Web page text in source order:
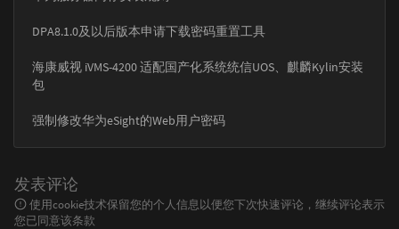
DPA8.1.0及以后版本申请下载密码重置工具
海康威视 iVMS-4200 适配国产化系统统信UOS、麒麟Kylin安装
包
强制修改华为eSight的Web用户密码
发表评论
使用cookie技术保留您的个人信息以便您下次快速评论，继续评论表示
您已同意该条款